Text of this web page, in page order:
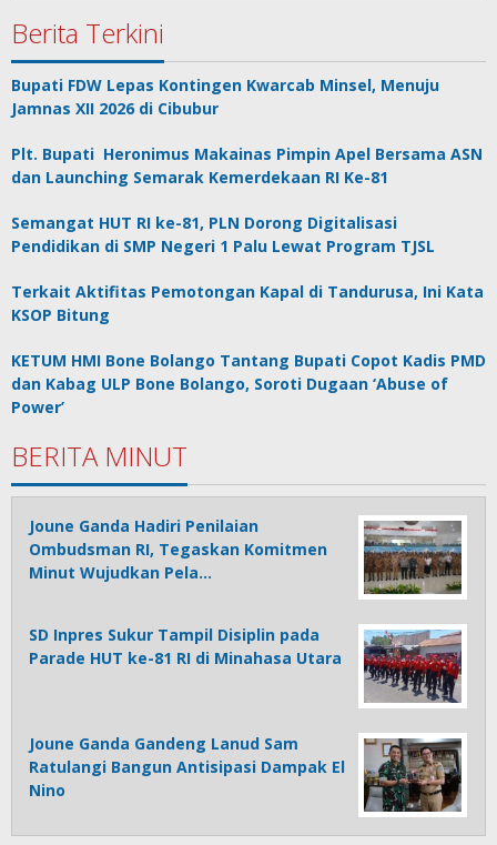
Berita Terkini
Bupati FDW Lepas Kontingen Kwarcab Minsel, Menuju
Jamnas XII 2026 di Cibubur
Plt. Bupati Heronimus Makainas Pimpin Apel Bersama ASN
dan Launching Semarak Kemerdekaan RI Ke-81
Semangat HUT RI ke-81, PLN Dorong Digitalisasi
Pendidikan di SMP Negeri 1 Palu Lewat Program TJSL
Terkait Aktifitas Pemotongan Kapal di Tandurusa, Ini Kata
KSOP Bitung
KETUM HMI Bone Bolango Tantang Bupati Copot Kadis PMD
dan Kabag ULP Bone Bolango, Soroti Dugaan ‘Abuse of
Power’
BERITA MINUT
Joune Ganda Hadiri Penilaian
Ombudsman RI, Tegaskan Komitmen
Minut Wujudkan Pela…
SD Inpres Sukur Tampil Disiplin pada
Parade HUT ke-81 RI di Minahasa Utara
Joune Ganda Gandeng Lanud Sam
Ratulangi Bangun Antisipasi Dampak El
Nino